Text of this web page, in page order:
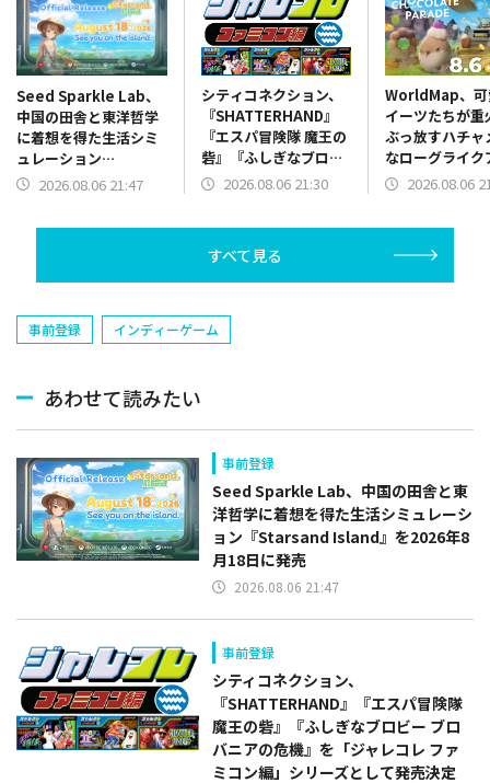
Seed Sparkle Lab、
中国の田舎と東洋哲学
に着想を得た生活シミ
ュレーション
『Starsand Island』
2026.08.06 21:47
シティコネクション、
『SHATTERHAND』
『エスパ冒険隊 魔王の
砦』『ふしぎなブロビ
ー ブロバニアの危機』
2026.08.06 21:30
WorldMap、可
イーツたちが重
ぶっ放すハチャ
なローグライク
ョン『チョコレ
2026.08.06
すべて見る
事前登録 インディーゲーム
あわせて読みたい
事前登録
Seed Sparkle Lab、中国の田舎と東
洋哲学に着想を得た生活シミュレーシ
ョン『Starsand Island』を2026年8
月18日に発売
2026.08.06 21:47
事前登録
シティコネクション、
『SHATTERHAND』『エスパ冒険隊
魔王の砦』『ふしぎなブロビー ブロ
バニアの危機』を「ジャレコレ ファ
ミコン編」シリーズとして発売決定